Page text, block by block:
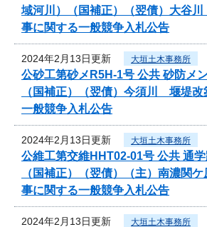
域河川）（国補正）（翌債）大谷
事に関する一般競争入札公告
2024年2月13日更新 大垣土木事務所
公砂工第砂メR5H-1号 公共 砂防メ
（国補正）（翌債）今須川 堰堤改
一般競争入札公告
2024年2月13日更新 大垣土木事務所
公維工第交維HHT02-01号 公共 通
（国補正）（翌債）（主）南濃関
事に関する一般競争入札公告
2024年2月13日更新 大垣土木事務所